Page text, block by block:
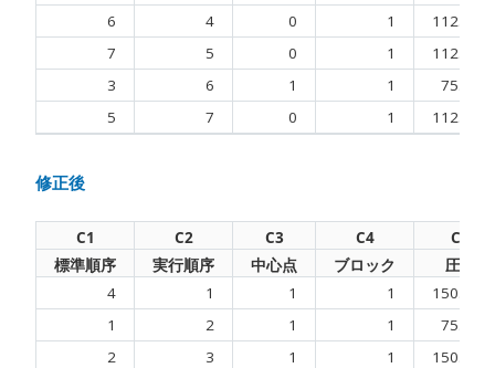
6
4 0 1
112.500
7
5 0 1
112.500
3
6 1 1
75.000
5
7 0 1 112.500
修正後
C1 C2 C3 C4
C5
標準順序
実行順序 中心点 ブロック
圧力
4
1 1 1
150.000
1
2 1 1
75.000
2
3 1 1
150.000